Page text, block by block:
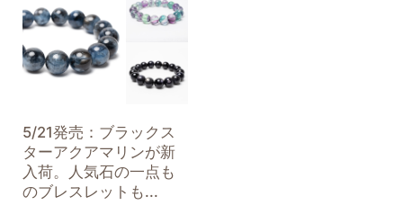
5/21発売：ブラックス
ターアクアマリンが新
入荷。人気石の一点も
のブレスレットも...